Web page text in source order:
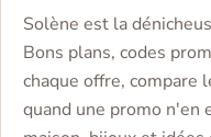
Solène est la
Bons plans, codes
chaque offre, compare
quand une promo n'en